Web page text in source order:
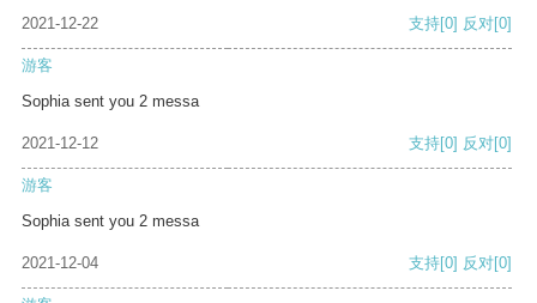
2021-12-22 支持[0] 反对[0]
游客
Sophia sent you 2 messa
2021-12-12 支持[0] 反对[0]
游客
Sophia sent you 2 messa
2021-12-04 支持[0] 反对[0]